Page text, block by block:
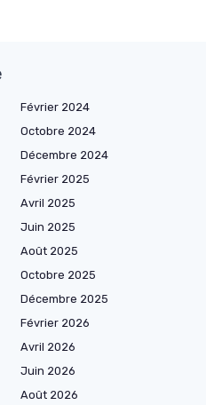
Février 2024
Octobre 2024
Décembre 2024
Février 2025
Avril 2025
Juin 2025
Août 2025
Octobre 2025
Décembre 2025
Février 2026
Avril 2026
Juin 2026
Août 2026